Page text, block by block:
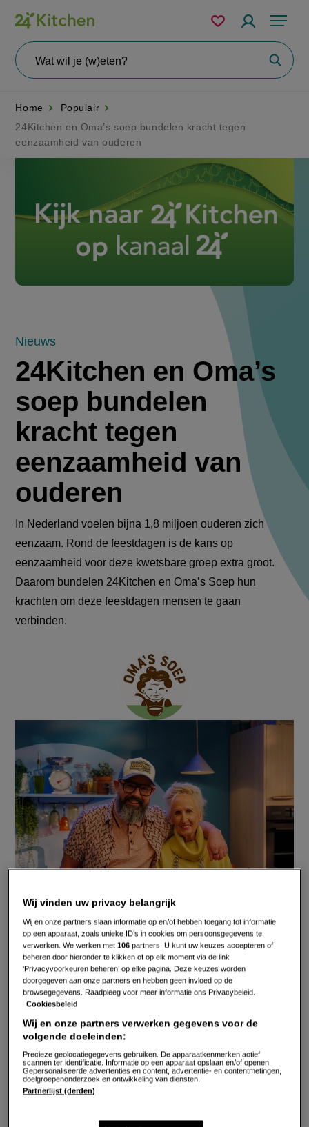
Overslaan
en
naar
de
Menu
wil
Mijn
bewaarde
Home
Populair
24Kitchen en Oma’s soep bundelen kracht tegen
eenzaamheid van ouderen
24Kitchen
en
Oma’s
soep
bundelen
kracht
tegen
eenzaamheid
van
ouderen
Nieuws
24Kitchen en Oma’s
soep bundelen
kracht tegen
eenzaamheid van
ouderen
In Nederland voelen bijna 1,8 miljoen ouderen zich
eenzaam. Rond de feestdagen is de kans op
eenzaamheid voor deze kwetsbare groep extra groot.
Daarom bundelen 24Kitchen en Oma’s Soep hun
krachten om deze feestdagen mensen te gaan
verbinden.
Aangeboden
door:
Deze december koken 24Kitchen-chefs Perry, Geneal,
Ramon en Bibi samen met de oma’s van Oma’s Soep
een limited edition Feestsoep. Dé tip om op je feestmenu
te zetten. Al is het maar omdat 100% van de opbrengst
Oma’s Soep. Een stichting die zich hard maakt om
Wij vinden uw privacy belangrijk
Wij en onze partners slaan informatie op en/of hebben toegang tot informatie
op een apparaat, zoals unieke ID’s in cookies om persoonsgegevens te
verwerken. We werken met106 partners. U kunt uw keuzes accepteren of
beheren door hieronder te klikken of op elk moment via de link
‘Privacyvoorkeuren beheren’ op elke pagina. Deze keuzes worden
doorgegeven aan onze partners en hebben geen invloed op de
browsegegevens. Raadpleeg voor meer informatie ons Privacybeleid.
Cookiesbeleid
Wij en onze partners verwerken gegevens voor de
volgende doeleinden:
Precieze geolocatiegegevens gebruiken. De apparaatkenmerken actief
scannen ter identificatie. Informatie op een apparaat opslaan en/of openen.
Gepersonaliseerde advertenties en content, advertentie- en contentmetingen,
doelgroepenonderzoek en ontwikkeling van diensten.
Partnerlijst (derden)